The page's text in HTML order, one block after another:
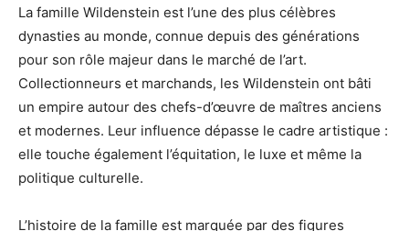
La famille Wildenstein est l’une des plus célèbres
dynasties au monde, connue depuis des générations
pour son rôle majeur dans le marché de l’art.
Collectionneurs et marchands, les Wildenstein ont bâti
un empire autour des chefs-d’œuvre de maîtres anciens
et modernes. Leur influence dépasse le cadre artistique :
elle touche également l’équitation, le luxe et même la
politique culturelle.
L’histoire de la famille est marquée par des figures